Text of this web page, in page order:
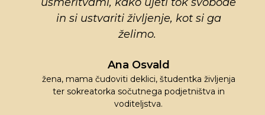
in si ustvariti življenje, kot si ga
želimo.
Ana Osvald
žena, mama čudoviti deklici, študentka življenja
ter sokreatorka sočutnega podjetništva in
voditeljstva.